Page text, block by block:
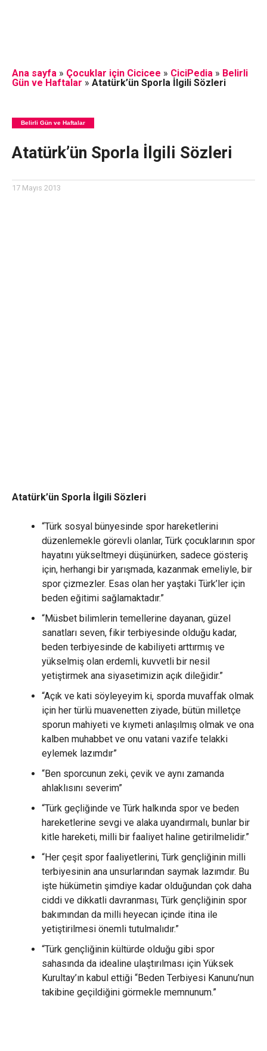
Ana sayfa» Çocuklar için Cicicee » CiciPedia» Belirli
Gün ve Haftalar » Atatürk’ün Sporla İlgili Sözleri
Belirli Gün ve Haftalar
Atatürk’ün Sporla İlgili Sözleri
17 Mayıs 2013
Atatürk’ün Sporla İlgili Sözleri
“Türk sosyal bünyesinde spor hareketlerini
düzenlemekle görevli olanlar, Türk çocuklarının spor
hayatını yükseltmeyi düşünürken, sadece gösteriş
için, herhangi bir yarışmada, kazanmak emeliyle, bir
spor çizmezler. Esas olan her yaştaki Türk’ler için
beden eğitimi sağlamaktadır.”
“Müsbet bilimlerin temellerine dayanan, güzel
sanatları seven, fikir terbiyesinde olduğu kadar,
beden terbiyesinde de kabiliyeti arttırmış ve
yükselmiş olan erdemli, kuvvetli bir nesil
yetiştirmek ana siyasetimizin açık dileğidir.”
“Açık ve kati söyleyeyim ki, sporda muvaffak olmak
için her türlü muavenetten ziyade, bütün milletçe
sporun mahiyeti ve kıymeti anlaşılmış olmak ve ona
kalben muhabbet ve onu vatani vazife telakki
eylemek lazımdır”
“Ben sporcunun zeki, çevik ve aynı zamanda
ahlaklısını severim”
“Türk geçliğinde ve Türk halkında spor ve beden
hareketlerine sevgi ve alaka uyandırmalı, bunlar bir
kitle hareketi, milli bir faaliyet haline getirilmelidir.”
“Her çeşit spor faaliyetlerini, Türk gençliğinin milli
terbiyesinin ana unsurlarından saymak lazımdır. Bu
işte hükümetin şimdiye kadar olduğundan çok daha
ciddi ve dikkatli davranması, Türk gençliğinin spor
bakımından da milli heyecan içinde itina ile
yetiştirilmesi önemli tutulmalıdır.”
“Türk gençliğinin kültürde olduğu gibi spor
sahasında da idealine ulaştırılması için Yüksek
Kurultay’ın kabul ettiği “Beden Terbiyesi Kanunu’nun
takibine geçildiğini görmekle memnunum.”